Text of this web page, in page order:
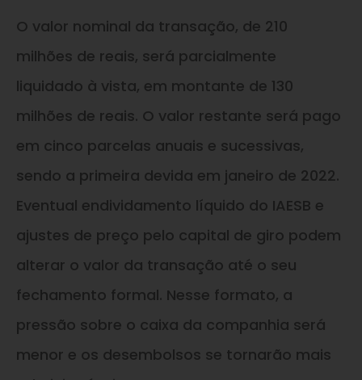
O valor nominal da transação, de 210
milhões de reais, será parcialmente
liquidado à vista, em montante de 130
milhões de reais. O valor restante será pago
em cinco parcelas anuais e sucessivas,
sendo a primeira devida em janeiro de 2022.
Eventual endividamento líquido do IAESB e
ajustes de preço pelo capital de giro podem
alterar o valor da transação até o seu
fechamento formal. Nesse formato, a
pressão sobre o caixa da companhia será
menor e os desembolsos se tornarão mais